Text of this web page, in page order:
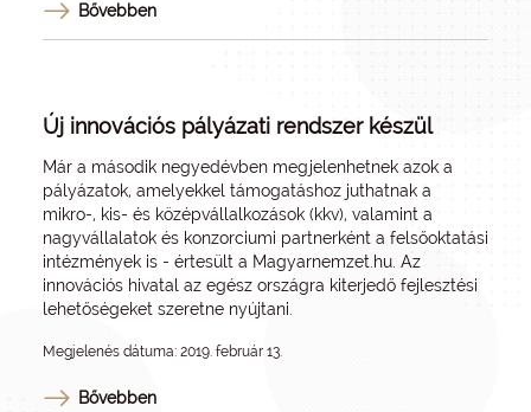
Bővebben
Új innovációs pályázati rendszer készül
Már a második negyedévben megjelenhetnek azok a
pályázatok, amelyekkel támogatáshoz juthatnak a
mikro-, kis- és középvállalkozások (kkv), valamint a
nagyvállalatok és konzorciumi partnerként a felsőoktatási
intézmények is - értesült a Magyarnemzet.hu . Az
innovációs hivatal az egész országra kiterjedő fejlesztési
lehetőségeket szeretne nyújtani.
Megjelenés dátuma: 2019. február 13.
Bővebben